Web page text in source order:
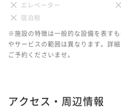
エレベーター
宿泊税
※施設の特徴は一般的な設備を表す
やサービスの範囲は異なります。詳
ご予約くださいませ。
アクセス・周辺情報